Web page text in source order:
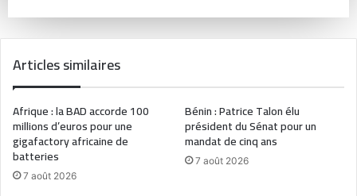
Articles similaires
Afrique : la BAD accorde 100
millions d’euros pour une
gigafactory africaine de
batteries
7 août 2026
Bénin : Patrice Talon élu
président du Sénat pour un
mandat de cinq ans
7 août 2026